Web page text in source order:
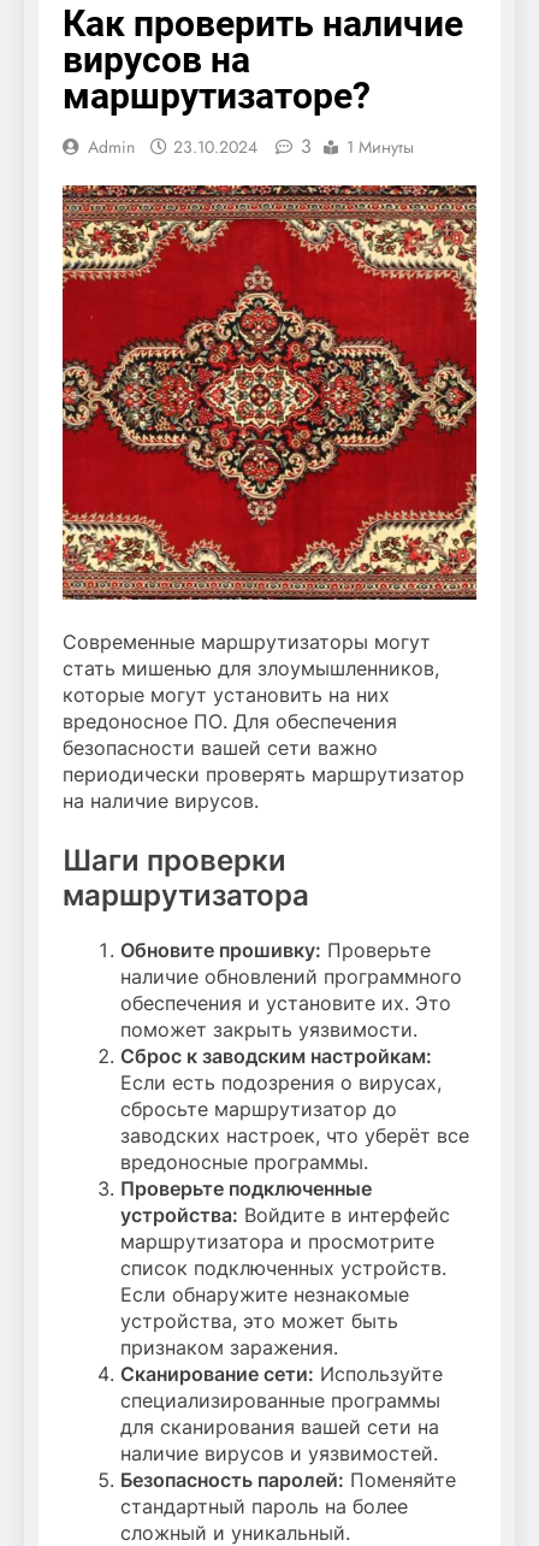
Как проверить наличие
вирусов на
маршрутизаторе?
Admin 23.10.2024 3 1 Минуты
Современные маршрутизаторы могут
стать мишенью для злоумышленников,
которые могут установить на них
вредоносное ПО. Для обеспечения
безопасности вашей сети важно
периодически проверять маршрутизатор
на наличие вирусов.
Шаги проверки
маршрутизатора
Обновите прошивку: Проверьте
наличие обновлений программного
обеспечения и установите их. Это
поможет закрыть уязвимости.
Сброс к заводским настройкам:
Если есть подозрения о вирусах,
сбросьте маршрутизатор до
заводских настроек, что уберёт все
вредоносные программы.
Проверьте подключенные
устройства: Войдите в интерфейс
маршрутизатора и просмотрите
список подключенных устройств.
Если обнаружите незнакомые
устройства, это может быть
признаком заражения.
Сканирование сети: Используйте
специализированные программы
для сканирования вашей сети на
наличие вирусов и уязвимостей.
Безопасность паролей: Поменяйте
стандартный пароль на более
сложный и уникальный.